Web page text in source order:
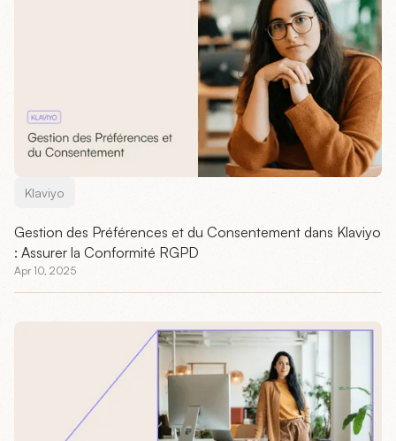
Klaviyo
Gestion des Préférences et du Consentement dans Klaviyo
: Assurer la Conformité RGPD
Apr 10, 2025